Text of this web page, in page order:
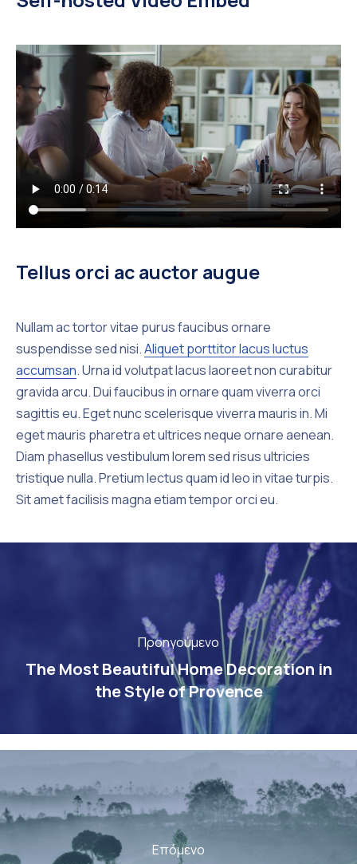
Tellus orci ac auctor augue
Nullam ac tortor vitae purus faucibus ornare
suspendisse sed nisi.Aliquet porttitor lacus luctus
accumsan. Urna id volutpat lacus laoreet non curabitur
gravida arcu. Dui faucibus in ornare quam viverra orci
sagittis eu. Eget nunc scelerisque viverra mauris in. Mi
eget mauris pharetra et ultrices neque ornare aenean.
Diam phasellus vestibulum lorem sed risus ultricies
tristique nulla. Pretium lectus quam id leo in vitae turpis.
Sit amet facilisis magna etiam tempor orci eu.
Προηγούμενο
The Most Beautiful Home Decoration in
the Style of Provence
Επόμενο
Προηγούμενο